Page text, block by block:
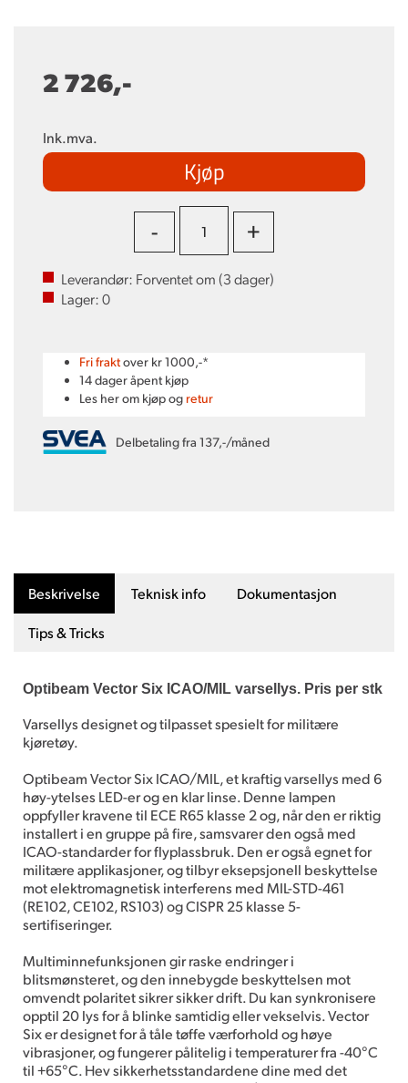
2 726,-
Ink.mva.
Kjøp
- +
Leverandør: Forventet om (3dager)
Lager:0
Fri fraktover kr 1000,-*
14 dager åpent kjøp
Les her om kjøp og retur
Delbetaling fra 137,-/måned
Beskrivelse Teknisk info Dokumentasjon
Tips & Tricks
Optibeam Vector Six ICAO/MIL varsellys. Pris per stk
Varsellys designet og tilpasset spesielt for militære
kjøretøy.
Optibeam Vector Six ICAO/MIL, et kraftig varsellys med 6
høy-ytelses LED-er og en klar linse. Denne lampen
oppfyller kravene til ECE R65 klasse 2 og, når den er riktig
installert i en gruppe på fire, samsvarer den også med
ICAO-standarder for flyplassbruk. Den er også egnet for
militære applikasjoner, og tilbyr eksepsjonell beskyttelse
mot elektromagnetisk interferens med MIL-STD-461
(RE102, CE102, RS103) og CISPR 25 klasse 5-
sertifiseringer.
Multiminnefunksjonen gir raske endringer i
blitsmønsteret, og den innebygde beskyttelsen mot
omvendt polaritet sikrer sikker drift. Du kan synkronisere
opptil 20 lys for å blinke samtidig eller vekselvis. Vector
Six er designet for å tåle tøffe værforhold og høye
vibrasjoner, og fungerer pålitelig i temperaturer fra -40°C
til +65°C. Hev sikkerhetsstandardene dine med det